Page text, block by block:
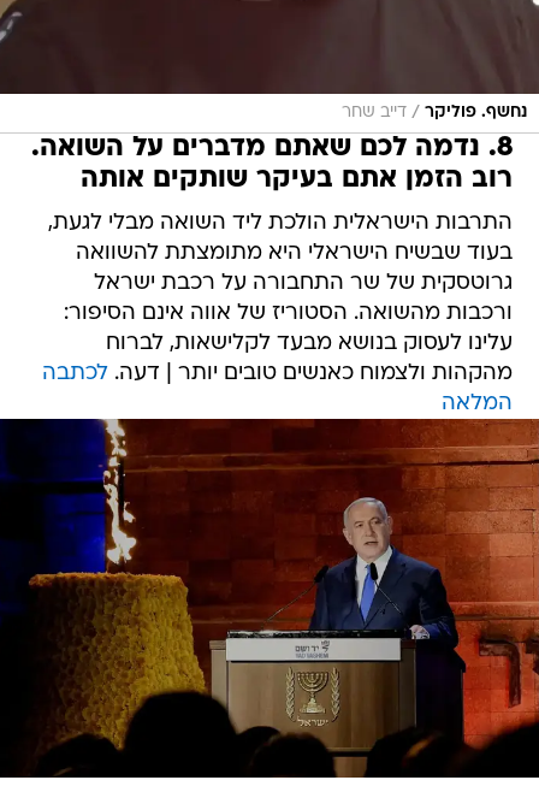
נחשף. פוליקר / דייב שחר
8. נדמה לכם שאתם מדברים על השואה.
רוב הזמן אתם בעיקר שותקים אותה
התרבות הישראלית הולכת ליד השואה מבלי לגעת,
בעוד שבשיח הישראלי היא מתומצתת להשוואה
גרוטסקית של שר התחבורה על רכבת ישראל
ורכבות מהשואה. הסטוריז של אווה אינם הסיפור:
עלינו לעסוק בנושא מבעד לקלישאות, לברוח
מהקהות ולצמוח כאנשים טובים יותר | דעה.לכתבה
המלאה